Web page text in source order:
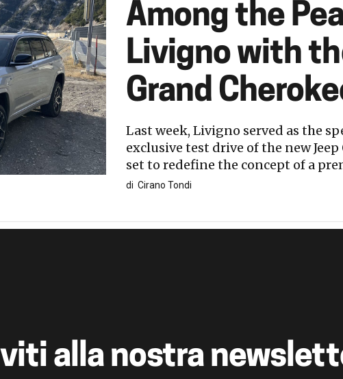
Among the
Livigno with
Grand
Last week, Livigno served as the
exclusive test drive of the new
set to redefine the concept of a
di Cirano Tondi
alla nostra